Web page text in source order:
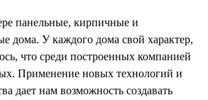
панельные, кирпичные и
дома. У каждого дома свой характер,
что среди построенных компанией
Применение новых технологий и
дает нам возможность создавать